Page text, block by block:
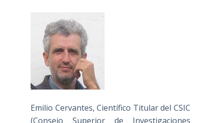
Emilio Cervantes, Científico Titular del CSIC
(Consejo Superior de Investigaciones